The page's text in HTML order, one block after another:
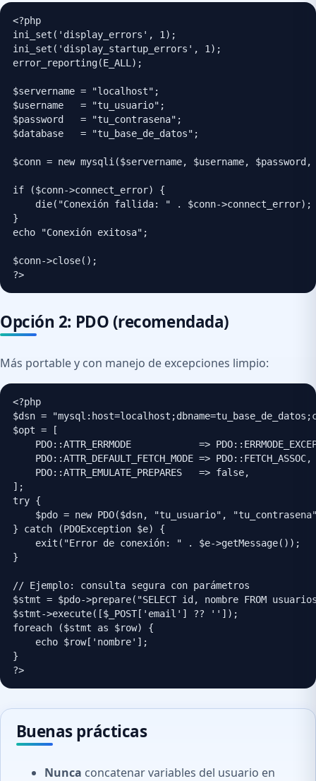
<?php
ini_set('display_errors', 1);
ini_set('display_startup_errors', 1);
error_reporting(E_ALL);
$servername = "localhost";
$username   = "tu_usuario";
$password   = "tu_contrasena";
$database   = "tu_base_de_datos";
$conn = new mysqli($servername, $username,
if ($conn->connect_error) {
    die("Conexión fallida: " . $conn->connect_error);
}
echo "Conexión exitosa";
$conn->close();
?>
Opción 2: PDO (recomendada)
Más portable y con manejo de excepciones limpio:
<?php
$dsn =
$opt = [
PDO::ATTR_ERRMODE            =>
    PDO::ATTR_DEFAULT_FETCH_MODE => PDO::FETCH_ASSOC,
    PDO::ATTR_EMULATE_PREPARES   => false,
];
try {
$pdo = new PDO($dsn, "tu_usuario",
} catch (PDOException $e) {
    exit("Error de conexión: " . $e->getMessage());
}
// Ejemplo: consulta segura con parámetros
$stmt = $pdo->prepare("SELECT id, nombre FROM
$stmt->execute([$_POST['email'] ?? '']);
foreach ($stmt as $row) {
    echo $row['nombre'];
}
?>
Buenas prácticas
Nunca concatenar variables del usuario en